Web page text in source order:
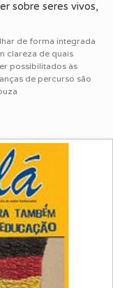
sobre seres vivos,
de forma integrada
clareza de quais
possibilitados às
de percurso são